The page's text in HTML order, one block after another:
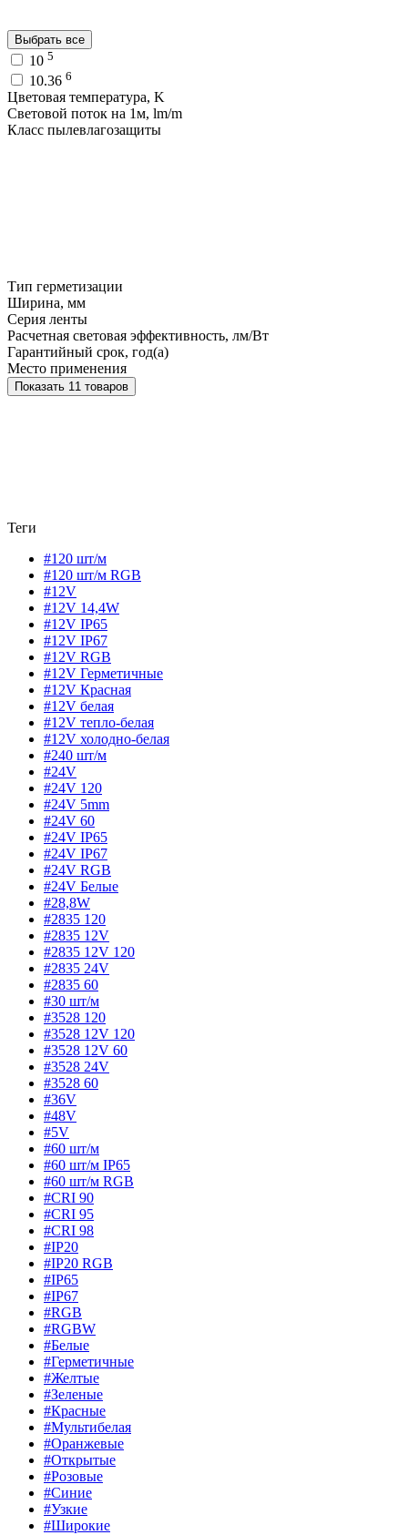
Выбрать все
10 5
10.36 6
Цветовая температура, K
Световой поток на 1м, lm/m
Класс пылевлагозащиты
Тип герметизации
Ширина, мм
Серия ленты
Расчетная световая эффективность, лм/Вт
Гарантийный срок, год(а)
Место применения
Показать 11 товаров
Теги
#120 шт/м
#120 шт/м RGB
#12V
#12V 14,4W
#12V IP65
#12V IP67
#12V RGB
#12V Герметичные
#12V Красная
#12V белая
#12V тепло-белая
#12V холодно-белая
#240 шт/м
#24V
#24V 120
#24V 5mm
#24V 60
#24V IP65
#24V IP67
#24V RGB
#24V Белые
#28,8W
#2835 120
#2835 12V
#2835 12V 120
#2835 24V
#2835 60
#30 шт/м
#3528 120
#3528 12V 120
#3528 12V 60
#3528 24V
#3528 60
#36V
#48V
#5V
#60 шт/м
#60 шт/м IP65
#60 шт/м RGB
#CRI 90
#CRI 95
#CRI 98
#IP20
#IP20 RGB
#IP65
#IP67
#RGB
#RGBW
#Белые
#Герметичные
#Желтые
#Зеленые
#Красные
#Мультибелая
#Оранжевые
#Открытые
#Розовые
#Синие
#Узкие
#Широкие